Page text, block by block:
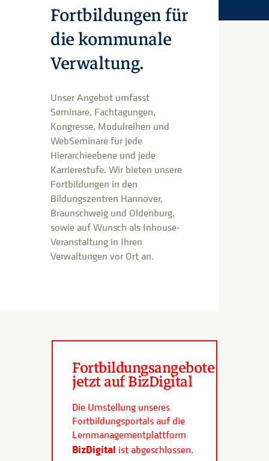
Fortbildungen für
die kommunale
Verwaltung.
Unser Angebot umfasst
Seminare, Fachtagungen,
Kongresse, Modulreihen und
WebSeminare für jede
Hierarchieebene und jede
Karrierestufe. Wir bieten unsere
Fortbildungen in den
Bildungszentren Hannover,
Braunschweig und Oldenburg,
sowie auf Wunsch als Inhouse-
Veranstaltung in Ihren
Verwaltungen vor Ort an.
Fortbildungsangebote
jetzt auf BizDigital
Die Umstellung unseres
Fortbildungsportals auf die
Lernmanagementplattform
BizDigital ist abgeschlossen.